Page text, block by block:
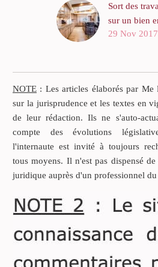
Sort des
sur un bien
d’un bien
en être tenu
l’équité, eu
la valeur du
augmentée
partage ou
Il doit lui
tenu compte
ses deniers
biens,
29 Nov 2017
NOTE : Les articles élaborés par
sur la jurisprudence et les textes en
de leur rédaction. Ils ne s'auto-
compte des évolutions
l'internaute est invité à toujours
tous moyens. Il n'est pas dispensé
juridique auprès d'un professionnel